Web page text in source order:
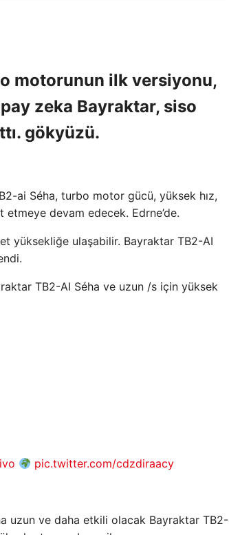
motorunun ilk versiyonu,
zeka Bayraktar, siso
gökyüzü.
ai Séha, turbo motor gücü, yüksek hız,
etmeye devam edecek. Edrne’de.
yüksekliğe ulaşabilir. Bayraktar TB2-AI
TB2-AI Séha ve uzun /s için yüksek
pic.twitter.com/cdzdiraacy
uzun ve daha etkili olacak Bayraktar TB2-